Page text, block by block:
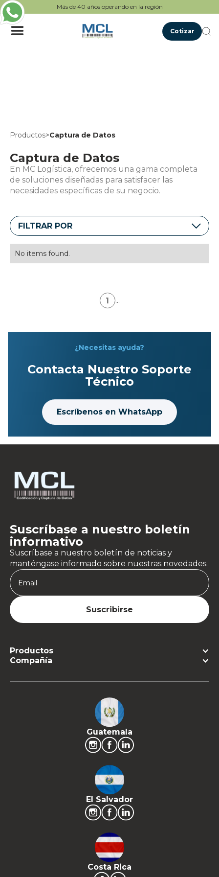
Más de 40 años operando en la región
Cotizar
Productos>Captura de Datos
Captura de Datos
En MC Logística, ofrecemos una gama completa
de soluciones diseñadas para satisfacer las
necesidades específicas de su negocio.
FILTRAR POR
No items found.
1 ...
¿Necesitas ayuda?
Contacta Nuestro Soporte
Técnico
Escríbenos en WhatsApp
Suscríbase a nuestro boletín
informativo
Suscríbase a nuestro boletín de noticias y
manténgase informado sobre nuestras novedades.
Productos
Compañía
Guatemala
El Salvador
Costa Rica